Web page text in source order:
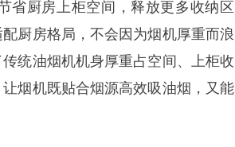
省厨房上柜空间，释放更多收纳区
厨房格局，不会因为烟机厚重而浪
统油烟机机身厚重占空间、上柜收
烟机既贴合烟源高效吸油烟，又能